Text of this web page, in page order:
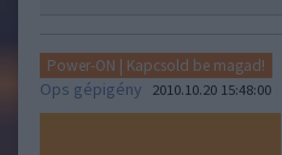
Power-ON | Kapcsold be magad!
Ops gépigény
2010.10.20 15:48:00